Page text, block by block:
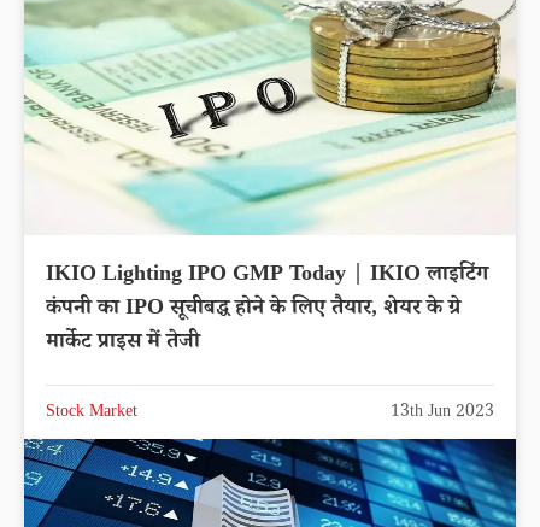
IKIO Lighting IPO GMP Today | IKIO लाइटिंग
कंपनी का IPO सूचीबद्ध होने के लिए तैयार, शेयर के ग्रे
मार्केट प्राइस में तेजी
Stock Market 13th Jun 2023